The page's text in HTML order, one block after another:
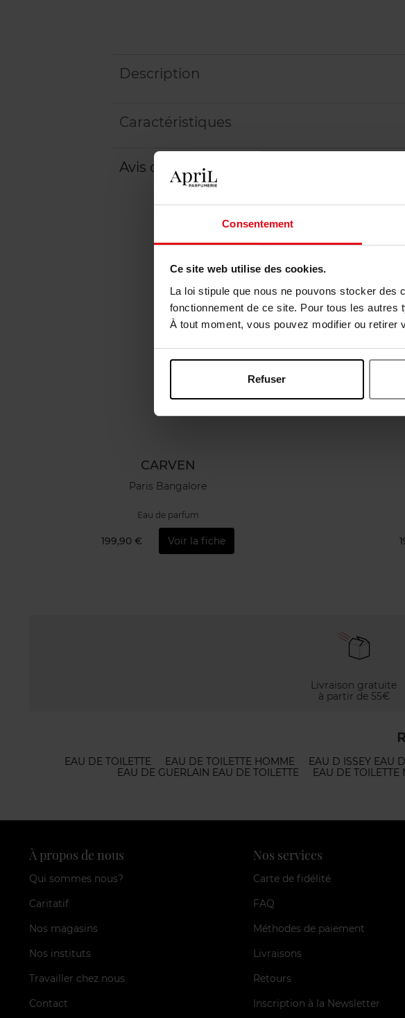
Consentement
Ce site web utilise des cookies.
La loi stipule que nous ne pouvons stocker des
fonctionnement de ce site. Pour tous les
À tout moment, vous pouvez modifier ou retirer
Refuser
Description
Caractéristiques
Avis client Politique relative aux avis des clients
CARVEN
Paris Bangalore
Eau de parfum
199,90 € Voir la fiche
Livraison gratuite
à partir de 55€
EAU DE TOILETTE EAU DE TOILETTE HOMME EAU D ISSEY EAU
EAU DE GUERLAIN EAU DE TOILETTE
EAU DE TOILETTE
À propos de nous
Qui sommes nous?
Caritatif
Nos magasins
Nos instituts
Travailler chez nous
Contact
Nos services
Carte de fidélité
FAQ
Méthodes de paiement
Livraisons
Retours
Inscription à la Newsletter